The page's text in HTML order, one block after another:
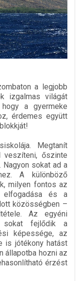
a legjobb
izgalmas világát
a gyermeke
érdemes együtt
Megtanít
őszinte
Nagyon sokat ad a
A különböző
milyen fontos az
elfogadása és a
közösségben –
Az egyéni
sokat fejlődik a
képessége, az
is jótékony hatást
állapotba hozni az
érzést